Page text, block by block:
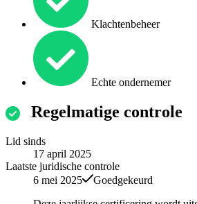
Klachtenbeheer
Echte ondernemer
Regelmatige controle
Lid sinds
17 april 2025
Laatste juridische controle
6 mei 2025
Goedgekeurd